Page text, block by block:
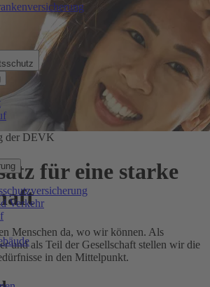
Verkehr
der DEVK
für eine starke
Menschen da, wo wir können. Als
und als Teil der Gesellschaft stellen wir die
in den Mittelpunkt.